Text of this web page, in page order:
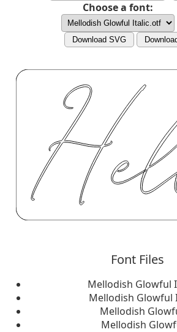
Choose a font:
Download SVG
Font Files
Mellodish Glowful
Mellodish Glowful
Mellodish
Mellodish